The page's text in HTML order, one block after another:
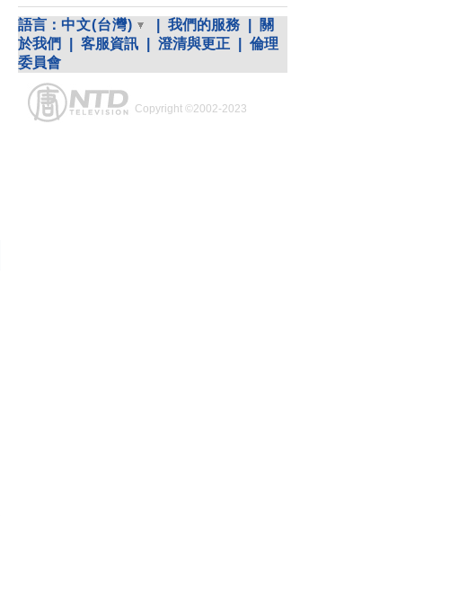
語言： 中文(台灣) 我們的服務
關
於我們
客服資訊 澄清與更正
倫理
委員會
Copyright ©2002-2023